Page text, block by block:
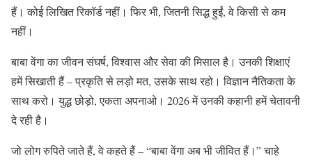
हैं। कोई लिखित रिकॉर्ड नहीं। फिर भी, जितनी सिद्ध हुईं, वे किसी से कम
नहीं।
बाबा वेंगा का जीवन संघर्ष, विश्वास और सेवा की मिसाल है। उनकी शिक्षाएं
हमें सिखाती हैं – प्रकृति से लड़ो मत, उसके साथ रहो। विज्ञान नैतिकता के
साथ करो। युद्ध छोड़ो, एकता अपनाओ। 2026 में उनकी कहानी हमें चेतावनी
दे रही है।
जो लोग रुपिते जाते हैं, वे कहते हैं – “बाबा वेंगा अब भी जीवित हैं।” चाहे